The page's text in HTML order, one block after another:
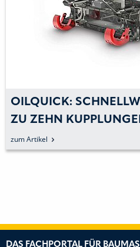
OILQUICK:
ZU ZEHN
ZWEIWEGEBAGGER
zum Artikel
DAS FACHPORTAL FÜR